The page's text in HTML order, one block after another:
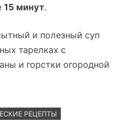
15 минут.
и полезный суп
тарелках с
и горстки огородной
РЕЦЕПТЫ